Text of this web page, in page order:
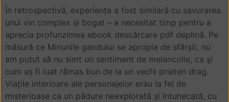
În retrospectivă, experiența a fost similară cu savurarea
unui vin complex și bogat – a necesitat timp pentru a
aprecia profunzimea ebook descărcare pdf deplină. Pe
măsură ce Minunile gandului se apropia de sfârșit, nu
am putut să nu simt un sentiment de melancolie, ca și
cum aș fi luat rămas bun de la un vechi prieten drag.
Viațile interioare ale personajelor erau la fel de
misterioase ca un pădure neexplorată și întunecată, cu